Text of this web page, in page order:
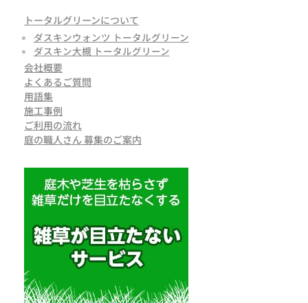
トータルグリーンについて
ダスキンウォンツ トータルグリーン
ダスキン大槻 トータルグリーン
会社概要
よくあるご質問
用語集
施工事例
ご利用の流れ
庭の職人さん 募集のご案内